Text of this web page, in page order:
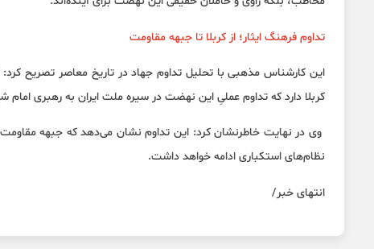
تداوم فرهنگ ایثار؛ از کربلا تا جبهه مقاومت
این کارشناس مذهبی با تحلیل تداوم جهاد در تاریخ معاصر تصریح
کربلا دارد که تداوم عملیِ این نهضت در سیره ملت ایران به رهبری
وی در نهایت خاطرنشان کرد: این تداوم نشان می‌دهد که جبهه
نظام‌های استکباری ادامه خواهد داشت.
انتهای خبر/